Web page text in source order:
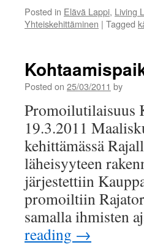
Posted in Elävä Lappi, Living
Yhteiskehittäminen | Tagged
Posted on 25/03/2011 by
Promoilutilaisuus
19.3.2011
kehittämässä
läheisyyteen
järjestettiin
promoiltiin
samalla ihmisten
reading →